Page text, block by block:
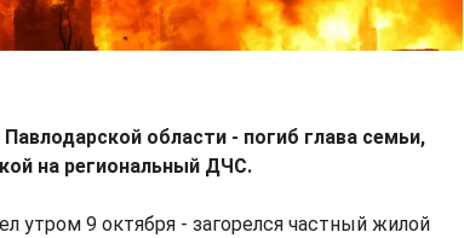
области - погиб глава семьи,
на региональный ДЧС.
утром 9 октября - загорелся частный жилой